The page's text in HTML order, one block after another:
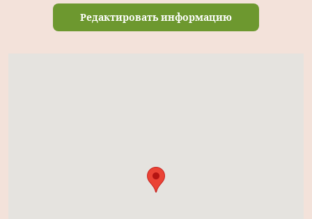
Редактировать информацию